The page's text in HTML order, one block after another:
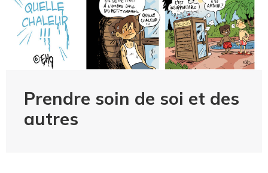
Prendre soin de soi et des
autres